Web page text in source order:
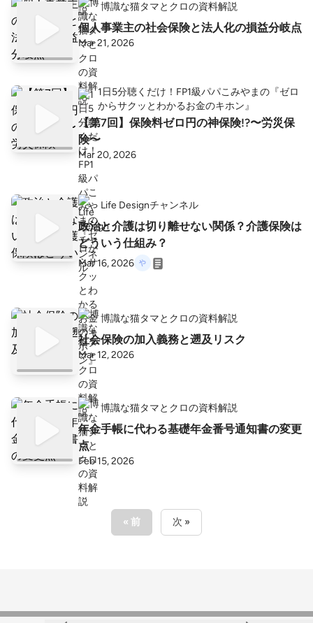
博識な猫タマとクロの資料解説
個人事業主の社会保険と法人化の損益分岐点
Mar 21, 2026
1日5分聴くだけ！FP1級パパこみやまの『ゼロ
からサクッとわかるお金のキホン』
【第7回】保険料ゼロ円の神保険!?〜労災保
険〜
Mar 20, 2026
Life Designチャンネル
政治と介護は切り離せない関係？介護保険は
どういう仕組み？
Mar 16, 2026
博識な猫タマとクロの資料解説
社会保険の加入義務と遡及リスク
Mar 12, 2026
博識な猫タマとクロの資料解説
年金手帳に代わる基礎年金番号通知書の変更
点
Feb 15, 2026
« 前 次 »